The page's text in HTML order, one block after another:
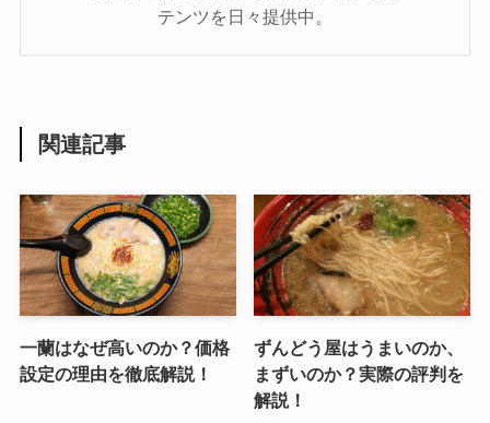
テンツを日々提供中。
関連記事
一蘭はなぜ高いのか？価格
設定の理由を徹底解説！
ずんどう屋はうまいのか、
まずいのか？実際の評判を
解説！